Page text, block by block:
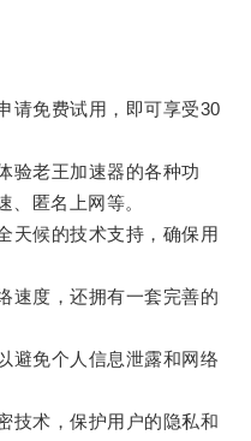
免费试用，即可享受30
老王加速器的各种功
、匿名上网等。
候的技术支持，确保用
度，还拥有一套完善的
免个人信息泄露和网络
术，保护用户的隐私和